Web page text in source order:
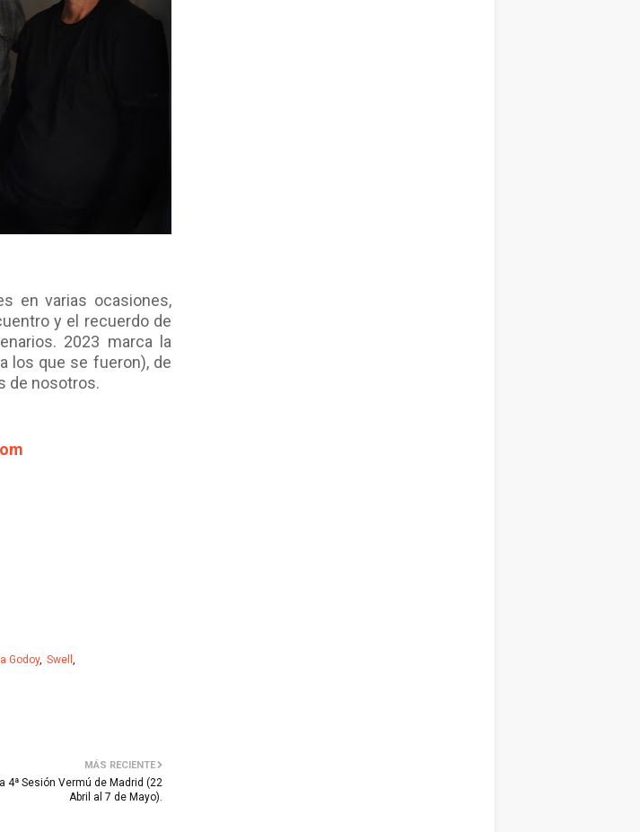
en varias ocasiones,
y el recuerdo de
2023 marca la
los que se fueron), de
de nosotros.
Godoy Swell
MÁS RECIENTE
4ª Sesión Vermú de Madrid (22
Abril al 7 de Mayo).